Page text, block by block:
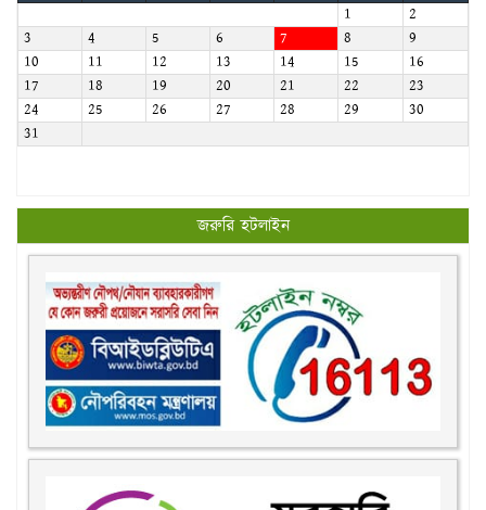
1
2
3
4 5 6 7 8
9
10
11 12 13 14 15
16
17
18 19 20 21 22
23
24
25 26 27 28 29
30
31
জরুরি হটলাইন